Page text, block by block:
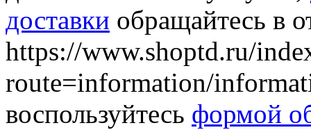
доставки обращайтесь в
https://www.shoptd.ru/
route=information/
воспользуйтесь формой